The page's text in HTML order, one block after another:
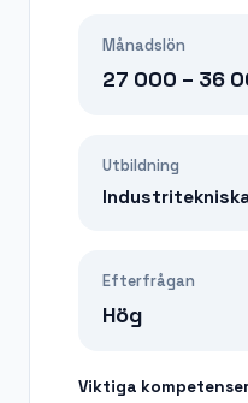
Månadslön
27 000 – 36
Utbildning
Efterfrågan
Hög
Viktiga